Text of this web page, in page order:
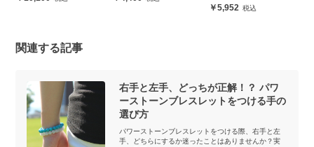
5,952
関連する記事
右手と左手、どっちが正解！？ パワ
ーストーンブレスレットをつける手の
選び方
パワーストーンブレスレットをつける際、右手と左
手、どちらにするか迷ったことはありませんか？実